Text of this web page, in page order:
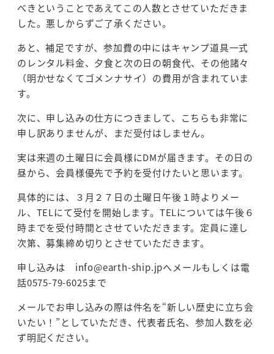
べきということであえてこの人数とさせていただきま
した。悪しからずご了承ください。
あと、補足ですが、参加費の中にはキャンプ道具一式
のレンタル料金、夕食と次の日の朝食代、その他諸々
（明かせなくてゴメンナサイ）の費用が含まれていま
す。
次に、申し込みの仕方につきまして、こちらも非常に
申し訳ありませんが、まだ受付はしません。
実は来週の土曜日に会員様にDMが届きます。その日の
昼から、会員様優先で予約を受付けたいと思います。
具体的には、３月２７日の土曜日午後１時よりメー
ル、TELにて受付を開始します。TELについては午後６
時までを受付時間とさせていただきます。定員に達し
次第、募集締め切りとさせていただきます。
申し込みは info@earth-ship.jpへメールもしくは電
話0575-79-6025まで
メールでお申し込みの際は件名を“新しい歴史に立ち会
いたい！”としていただき、代表者氏名、参加人数を必
ず明記ください。